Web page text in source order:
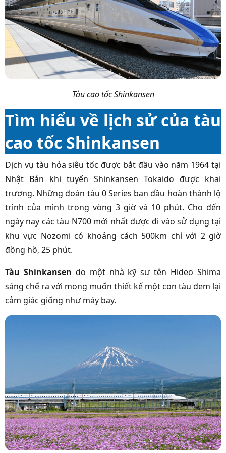
Tàu cao tốc Shinkansen
Tìm hiểu về lịch sử của tàu
cao tốc Shinkansen
Dịch vụ tàu hỏa siêu tốc được bắt đầu vào năm 1964 tại
Nhật Bản khi tuyến Shinkansen Tokaido được khai
trương. Những đoàn tàu 0 Series ban đầu hoàn thành lộ
trình của mình trong vòng 3 giờ và 10 phút. Cho đến
ngày nay các tàu N700 mới nhất được đi vào sử dụng tại
khu vực Nozomi có khoảng cách 500km chỉ với 2 giờ
đồng hồ, 25 phút.
Tàu Shinkansen do một nhà kỹ sư tên Hideo Shima
sáng chế ra với mong muốn thiết kế một con tàu đem lại
cảm giác giống như máy bay.